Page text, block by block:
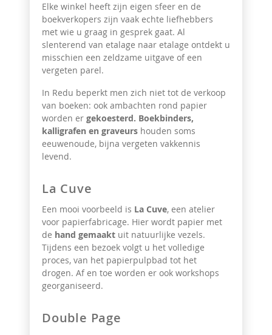
Elke winkel heeft zijn eigen sfeer en de
boekverkopers zijn vaak echte liefhebbers
met wie u graag in gesprek gaat. Al
slenterend van etalage naar etalage ontdekt u
misschien een zeldzame uitgave of een
vergeten parel.
In Redu beperkt men zich niet tot de verkoop
van boeken: ook ambachten rond papier
worden er gekoesterd. Boekbinders,
kalligrafen en graveurs houden soms
eeuwenoude, bijna vergeten vakkennis
levend.
La Cuve
Een mooi voorbeeld is La Cuve, een atelier
voor papierfabricage. Hier wordt papier met
de hand gemaakt uit natuurlijke vezels.
Tijdens een bezoek volgt u het volledige
proces, van het papierpulpbad tot het
drogen. Af en toe worden er ook workshops
georganiseerd.
Double Page